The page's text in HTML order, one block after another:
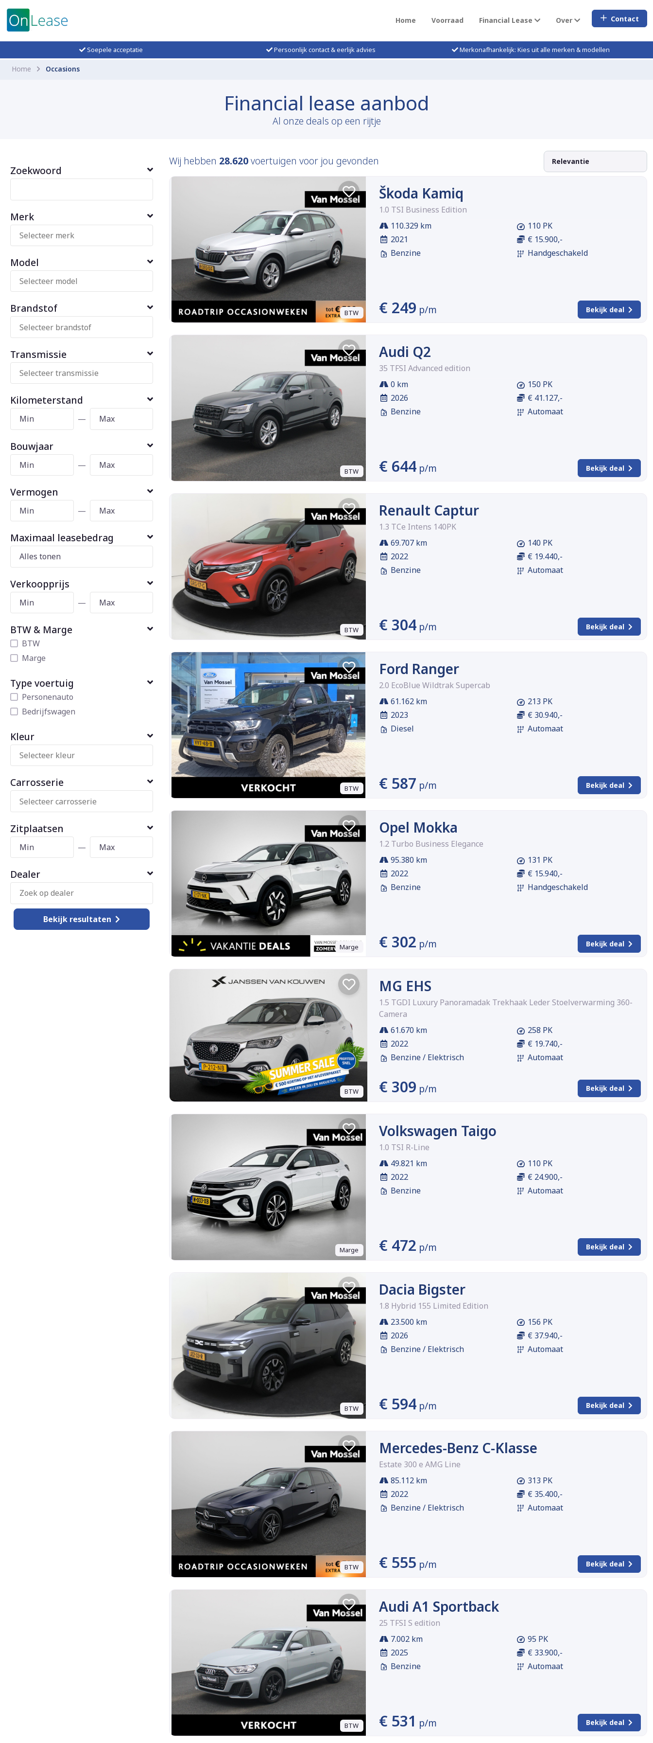
Home Voorraad Financial Lease Over Contact
Soepele acceptatie Persoonlijk contact & eerlijk advies Merkonafhankelijk: Kies uit alle merken & modellen
Home Occasions
Financial lease aanbod
Al onze deals op een rijtje
Zoekwoord
Merk
Model
Brandstof
Transmissie
Kilometerstand
—
Bouwjaar
—
Vermogen
—
Maximaal leasebedrag
Verkoopprijs
—
BTW & Marge
BTW
Marge
Type voertuig
Personenauto
Bedrijfswagen
Kleur
Carrosserie
Zitplaatsen
—
Dealer
Bekijk resultaten
Wij hebben 28.620voertuigen voor jou gevonden
BTW
Škoda Kamiq
1.0 TSI Business Edition
110.329 km
2021
Benzine
110 PK
€ 15.900,-
Handgeschakeld
€ 249 p/m Bekijk deal
BTW
Audi Q2
35 TFSI Advanced edition
0 km
2026
Benzine
150 PK
€ 41.127,-
Automaat
€ 644 p/m Bekijk deal
BTW
Renault Captur
1.3 TCe Intens 140PK
69.707 km
2022
Benzine
140 PK
€ 19.440,-
Automaat
€ 304 p/m Bekijk deal
BTW
Ford Ranger
2.0 EcoBlue Wildtrak Supercab
61.162 km
2023
Diesel
213 PK
€ 30.940,-
Automaat
€ 587 p/m Bekijk deal
Marge
Opel Mokka
1.2 Turbo Business Elegance
95.380 km
2022
Benzine
131 PK
€ 15.940,-
Handgeschakeld
€ 302 p/m Bekijk deal
BTW
MG EHS
1.5 TGDI Luxury Panoramadak Trekhaak Leder Stoelverwarming 360-
Camera
61.670 km
2022
Benzine / Elektrisch
258 PK
€ 19.740,-
Automaat
€ 309 p/m Bekijk deal
Marge
Volkswagen Taigo
1.0 TSI R-Line
49.821 km
2022
Benzine
110 PK
€ 24.900,-
Automaat
€ 472 p/m Bekijk deal
BTW
Dacia Bigster
1.8 Hybrid 155 Limited Edition
23.500 km
2026
Benzine / Elektrisch
156 PK
€ 37.940,-
Automaat
€ 594 p/m Bekijk deal
BTW
Mercedes-Benz C-Klasse
Estate 300 e AMG Line
85.112 km
2022
Benzine / Elektrisch
313 PK
€ 35.400,-
Automaat
€ 555 p/m Bekijk deal
BTW
Audi A1 Sportback
25 TFSI S edition
7.002 km
2025
Benzine
95 PK
€ 33.900,-
Automaat
€ 531 p/m Bekijk deal